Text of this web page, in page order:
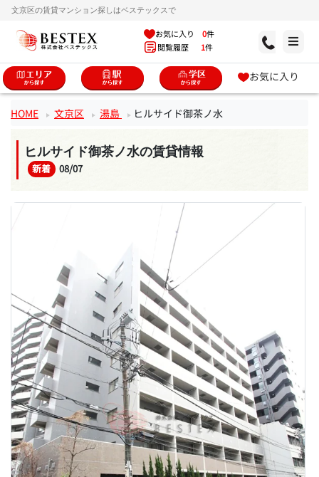
文京区の賃貸マンション探しはベステックスで
お気に入り 0件
閲覧履歴 1件
お気に入り
HOME 文京区 湯島 ヒルサイド御茶ノ水
ヒルサイド御茶ノ水の賃貸情報
新着 08/07